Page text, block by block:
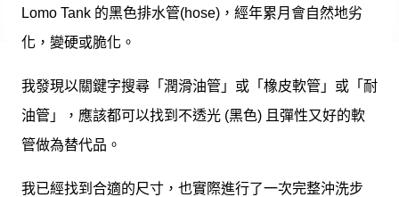
Lomo Tank 的黑色排水管(hose)，經年累月會自然地劣
化，變硬或脆化。
我發現以關鍵字搜尋「潤滑油管」或「橡皮軟管」或「耐
油管」，應該都可以找到不透光 (黑色) 且彈性又好的軟
管做為替代品。
我已經找到合適的尺寸，也實際進行了一次完整沖洗步